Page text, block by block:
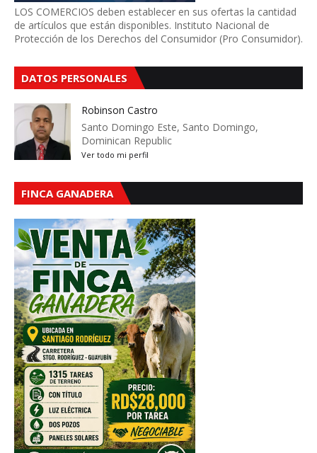
LOS COMERCIOS deben establecer en sus ofertas la cantidad
de artículos que están disponibles. Instituto Nacional de
Protección de los Derechos del Consumidor (Pro Consumidor).
DATOS PERSONALES
Robinson Castro
Santo Domingo Este, Santo Domingo,
Dominican Republic
Ver todo mi perfil
FINCA GANADERA